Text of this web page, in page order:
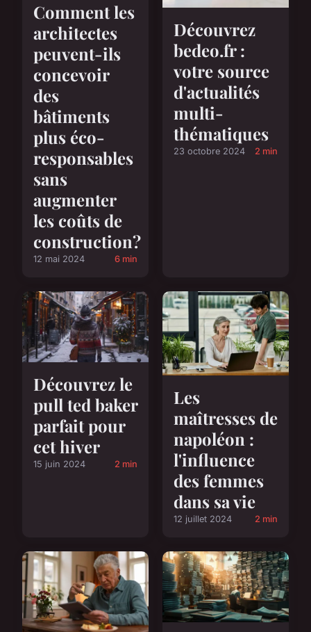
Comment les
architectes
peuvent-ils
concevoir
des
bâtiments
plus éco-
responsables
sans
augmenter
les coûts de
construction?
12 mai 2024 6 min
Découvrez
bedeo.fr :
votre source
d'actualités
multi-
thématiques
23 octobre 2024 2 min
Découvrez le
pull ted baker
parfait pour
cet hiver
15 juin 2024 2 min
Les
maîtresses de
napoléon :
l'influence
des femmes
dans sa vie
12 juillet 2024 2 min